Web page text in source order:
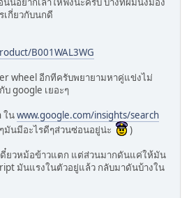
เกี่ยวกับนกดี
B001WAL3WG
wheel อีกทีครับพยายามหาคู่แข่งไม่
google เยอะๆ
ในwww.google.com/insights/search
มันมีอะไรดีๆส่วนซ่อนอยู่น่ะ
)
ดี๋ยวหม้อข้าวแตก แต่ส่วนมากดันแค่ให้มัน
มันแรงในตัวอยู่แล้ว กลับมาดันบ้างใน